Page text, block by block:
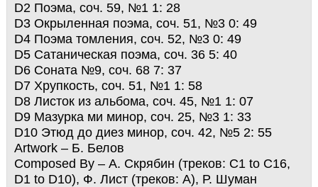
D2 Поэма, соч. 59, №1 1: 28
D3 Окрыленная поэма, соч. 51, №3 0: 49
D4 Поэма томления, соч. 52, №3 0: 49
D5 Сатаническая поэма, соч. 36 5: 40
D6 Соната №9, соч. 68 7: 37
D7 Хрупкость, соч. 51, №1 1: 58
D8 Листок из альбома, соч. 45, №1 1: 07
D9 Мазурка ми минор, соч. 25, №3 1: 33
D10 Этюд до диез минор, соч. 42, №5 2: 55
Artwork – Б. Белов
Composed By – А. Скрябин (треков: C1 to C16,
D1 to D10), Ф. Лист (треков: A), Р. Шуман